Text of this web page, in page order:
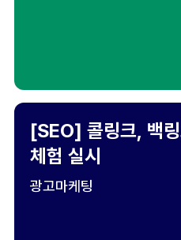
[SEO] 콜링크, 백
체험 실시
광고마케팅